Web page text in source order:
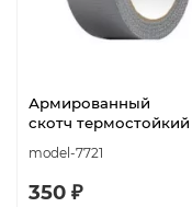
Армированный
скотч термостойкий
model-7721
350 ₽